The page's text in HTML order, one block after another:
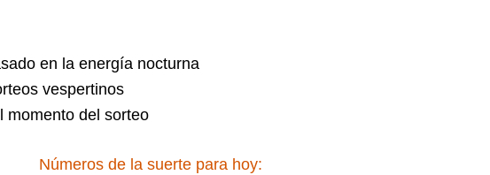
en la energía nocturna
vespertinos
momento del sorteo
Números de la suerte para hoy: